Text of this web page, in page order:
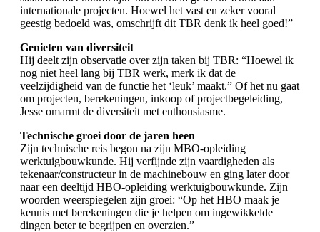
internationale projecten. Hoewel het vast en zeker vooral
geestig bedoeld was, omschrijft dit TBR denk ik heel goed!”
Genieten van diversiteit
Hij deelt zijn observatie over zijn taken bij TBR: “Hoewel ik
nog niet heel lang bij TBR werk, merk ik dat de
veelzijdigheid van de functie het ‘leuk’ maakt.” Of het nu gaat
om projecten, berekeningen, inkoop of projectbegeleiding,
Jesse omarmt de diversiteit met enthousiasme.
Technische groei door de jaren heen
Zijn technische reis begon na zijn MBO-opleiding
werktuigbouwkunde. Hij verfijnde zijn vaardigheden als
tekenaar/constructeur in de machinebouw en ging later door
naar een deeltijd HBO-opleiding werktuigbouwkunde. Zijn
woorden weerspiegelen zijn groei: “Op het HBO maak je
kennis met berekeningen die je helpen om ingewikkelde
dingen beter te begrijpen en overzien.”